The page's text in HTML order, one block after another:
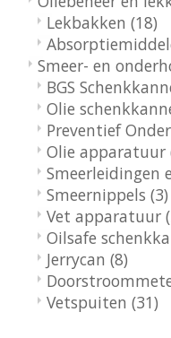
Lekbakken (18)
Smeer- en
BGS
Olie
Preventief
Olie apparatuur
Smeerleidingen
Smeernippels (3)
Vet apparatuur
Oilsafe
Jerrycan (8)
Vetspuiten (31)